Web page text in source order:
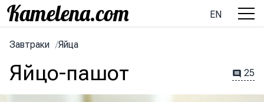
EN
Завтраки /Яйца
Яйцо-пашот 25